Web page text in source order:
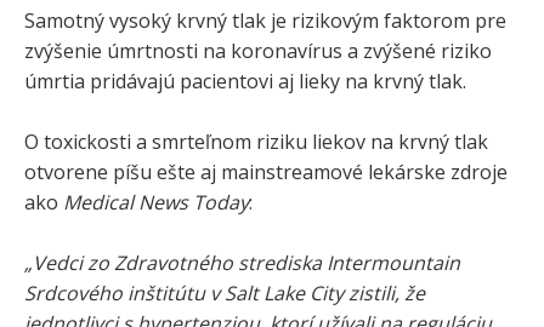
Samotný vysoký krvný tlak je rizikovým faktorom pre
zvýšenie úmrtnosti na koronavírus a zvýšené riziko
úmrtia pridávajú pacientovi aj lieky na krvný tlak.
O toxickosti a smrteľnom riziku liekov na krvný tlak
otvorene píšu ešte aj mainstreamové lekárske zdroje
ako Medical News Today:
„Vedci zo Zdravotného strediska Intermountain
Srdcového inštitútu v Salt Lake City zistili, že